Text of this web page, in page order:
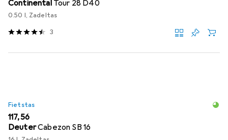
Continental Tour 28 D40
0.50 l, Zadeltas
3
Fietstas
EUR
117,56
DeuterCabezon SB 16